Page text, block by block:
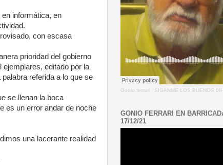
informática, en
con escasa
prioridad del gobierno
ejemplares, editado por la
referida a lo que se
se llenan la boca
es un error andar de noche
una lacerante realidad
Gonio.ferrari · SIGANME LOS BUENOS
GONIO FERRARI EN
17/12/21